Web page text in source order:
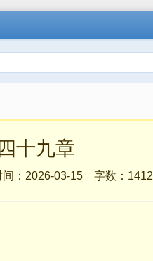
十九章
：2026-03-15 字数： 1412